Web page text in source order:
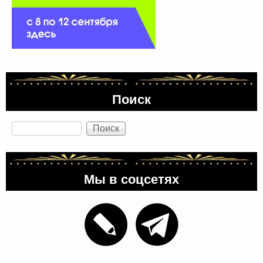
Поиск
Поиск
Мы в соцсетях